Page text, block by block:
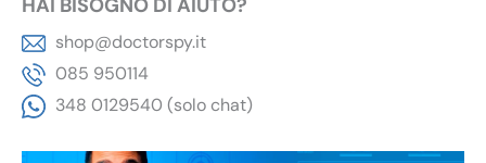
HAI BISOGNO DI AIUTO?
shop@doctorspy.it
085 950114
348 0129540 (solo chat)